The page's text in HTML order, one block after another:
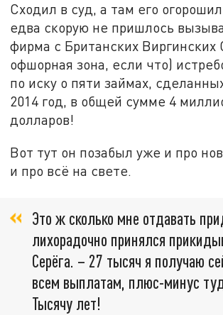
Сходил в суд, а там его
едва скорую не пришлось
фирма с Британских Виргинских
офшорная зона, если что)
по иску о пяти займах,
2014 год, в общей сумме 4
долларов!
Вот тут он позабыл уже и про
и про всё на свете.
Это ж сколько мне отдавать
лихорадочно принялся
Серёга. – 27 тысяч я получаю
всем выплатам, плюс-минус
Тысячу лет!